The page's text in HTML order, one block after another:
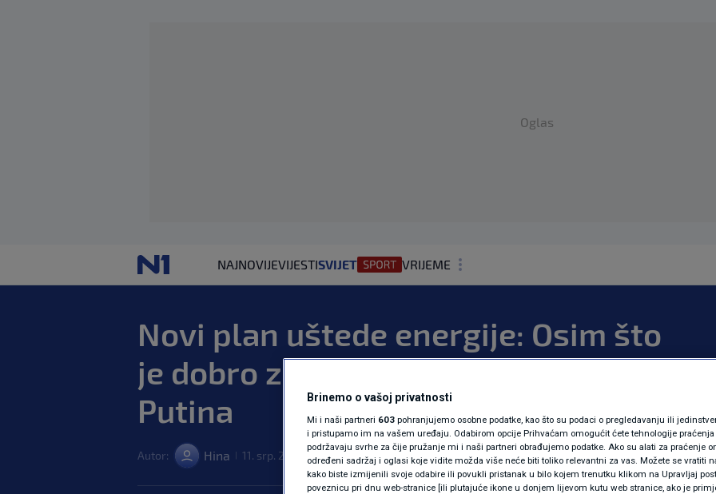
Oglas
NAJNOVIJEVIJESTISVIJET
VRIJEME
REGIJA
MAGAZIN
KOLUMNE
N1(DIS)INFO
Novi plan uštede energije: Osim što
je dobro za našu klimu, loše je za
Putina
Autor: Hina 11. srp. 2023. 19:25 SVIJET 0 komentara
Brinemo o vašoj privatnosti
Mi i naši partneri 603 pohranjujemo osobne podatke, kao što su podaci o pregledavanju ili
i pristupamo im na vašem uređaju. Odabirom opcije Prihvaćam omogućit ćete tehnologije praćenja
podržavaju svrhe za čije pružanje mi i naši partneri obrađujemo podatke. Ako su alati za praćenje
određeni sadržaj i oglasi koje vidite možda više neće biti toliko relevantni za vas. Možete se vratiti
kako biste izmijenili svoje odabire ili povukli pristanak u bilo kojem trenutku klikom na Upravljaj
poveznicu pri dnu web-stranice [ili plutajuće ikone u donjem lijevom kutu web stranice, ako je